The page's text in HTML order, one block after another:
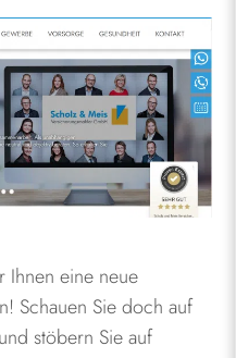
Ihnen eine neue
Schauen Sie doch auf
stöbern Sie auf